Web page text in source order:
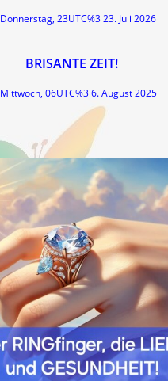
Donnerstag, 23UTC%3 23. Juli 2026
BRISANTE ZEIT!
Mittwoch, 06UTC%3 6. August 2025